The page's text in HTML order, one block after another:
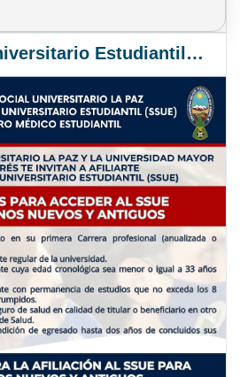
Seguro Social Universitario Estudiantil SSUE